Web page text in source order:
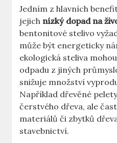
Jedním z hlavních
jejich nízký dopad na
bentonitové stelivo
může být energeticky
ekologická steliva
odpadu z jiných
snižuje množství
Například dřevěné
čerstvého dřeva, ale
materiálů či zbytků
stavebnictví.